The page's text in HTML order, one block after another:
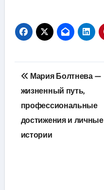
Навигация
по
записям
Мария Болтнева —
жизненный путь,
профессиональные
достижения и личные
истории